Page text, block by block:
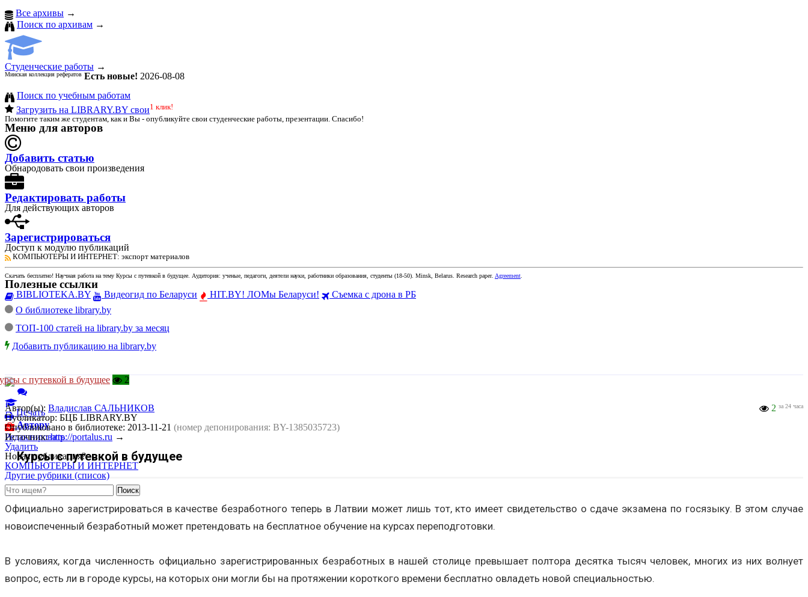
Все архивы →
Поиск по архивам →
Студенческие работы →
Минская коллекция рефератов Есть новые! 2026-08-08
Поиск по учебным работам
Загрузить на LIBRARY.BY свои1 клик!
Помогите таким же студентам, как и Вы - опубликуйте свои студенческие работы, презентации. Спасибо!
Меню для авторов
Добавить статью
Обнародовать свои произведения
Редактировать работы
Для действующих авторов
Зарегистрироваться
Доступ к модулю публикаций
КОМПЬЮТЕРЫ И ИНТЕРНЕТ: экспорт материалов
Скачать бесплатно! Научная работа на тему Курсы с путевкой в будущее . Аудитория: ученые, педагоги, деятели науки, работники образования, студенты (18-50). Minsk, Belarus Research paper. Agreement
Полезные ссылки
BIBLIOTEKA.BY Видеогид по Беларуси HIT.BY! ЛОМы Беларуси!
Съемка с дрона в РБ
О библиотеке library.by
ТОП-100 статей на library.by за месяц
Добавить публикацию на library.by
с путевкой в будущее 2
Печать
Автору
Редактировать
Удалить
Новая публикация?
КОМПЬЮТЕРЫ И ИНТЕРНЕТ
Другие рубрики (список)
2 за 24 часа
Автор(ы): Владислав САЛЬНИКОВ
Публикатор: БЦБ LIBRARY.BY
Опубликовано в библиотеке: 2013-11-21 (номер депонирования: BY-1385035723)
Источник:http://portalus.ru →
Курсы с путевкой в будущее
Официально зарегистрироваться в качестве безработного теперь в Латвии может лишь тот, кто имеет свидетельство о сдаче экзамена по госязыку. В этом случае
новоиспеченный безработный может претендовать на бесплатное обучение на курсах переподготовки.
В условиях, когда численность официально зарегистрированных безработных в нашей столице превышает полтора десятка тысяч человек, многих из них волнует
вопрос, есть ли в городе курсы, на которых они могли бы на протяжении короткого времени бесплатно овладеть новой специальностью.